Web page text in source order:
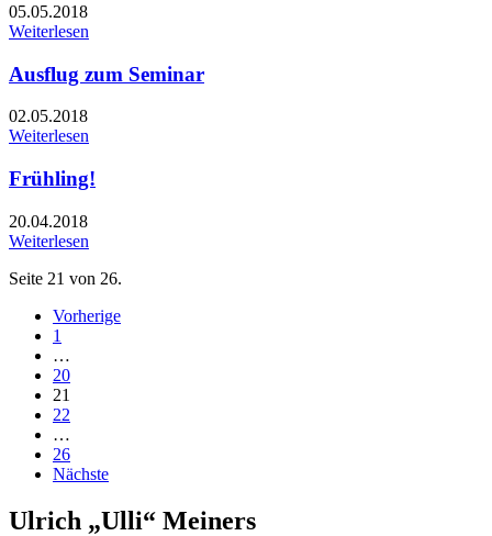
05.05.2018
Weiterlesen
Ausflug zum Seminar
02.05.2018
Weiterlesen
Frühling!
20.04.2018
Weiterlesen
Seite 21 von 26.
Vorherige
1
…
20
21
22
…
26
Nächste
Ulrich „Ulli“ Meiners